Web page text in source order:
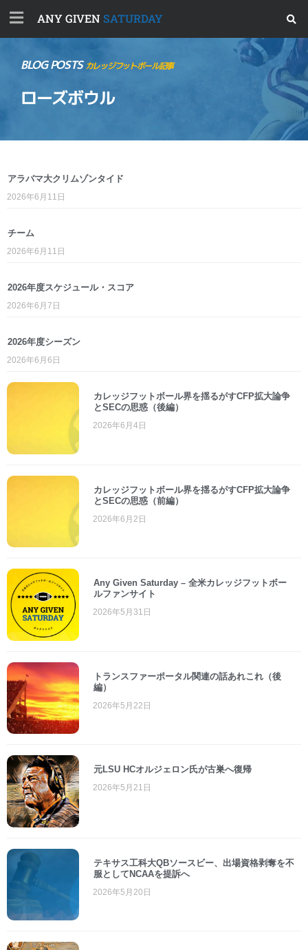
ANY GIVEN SATURDAY
BLOG POSTSカレッジフットボール記事
ローズボウル
アラバマ大クリムゾンタイド
2026年6月11日
チーム
2026年6月11日
2026年度スケジュール・スコア
2026年6月7日
2026年度シーズン
2026年6月6日
カレッジフットボール界を揺るがすCFP拡大論争
とSECの思惑（後編）
2026年6月4日
カレッジフットボール界を揺るがすCFP拡大論争
とSECの思惑（前編）
2026年6月2日
Any Given Saturday – 全米カレッジフットボー
ルファンサイト
2026年5月31日
トランスファーポータル関連の話あれこれ（後
編）
2026年5月22日
元LSU HCオルジェロン氏が古巣へ復帰
2026年5月21日
テキサス工科大QBソースビー、出場資格剥奪を不
服としてNCAAを提訴へ
2026年5月20日